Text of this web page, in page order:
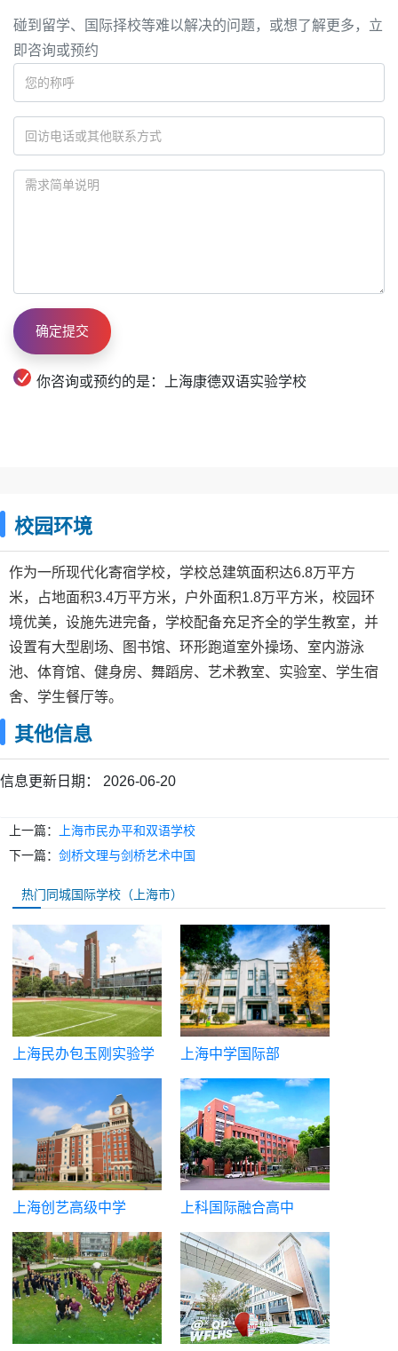
碰到留学、国际择校等难以解决的问题，或想了解更多，立
即咨询或预约
你咨询或预约的是：上海康德双语实验学校
校园环境
作为一所现代化寄宿学校，学校总建筑面积达6.8万平方
米，占地面积3.4万平方米，户外面积1.8万平方米，校园环
境优美，设施先进完备，学校配备充足齐全的学生教室，并
设置有大型剧场、图书馆、环形跑道室外操场、室内游泳
池、体育馆、健身房、舞蹈房、艺术教室、实验室、学生宿
舍、学生餐厅等。
其他信息
信息更新日期： 2026-06-20
上一篇：
上海市民办平和双语学校
下一篇： 剑桥文理与剑桥艺术中国
热门同城国际学校（上海市）
上海民办包玉刚实验学
校
上海中学国际部
上海创艺高级中学 上科国际融合高中